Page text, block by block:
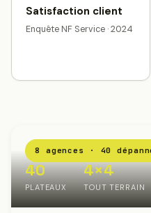
Satisfaction client
Enquête NF Service · 2024
8 agences · 40
40
PLATEAUX
4×4
TOUT TERRAIN